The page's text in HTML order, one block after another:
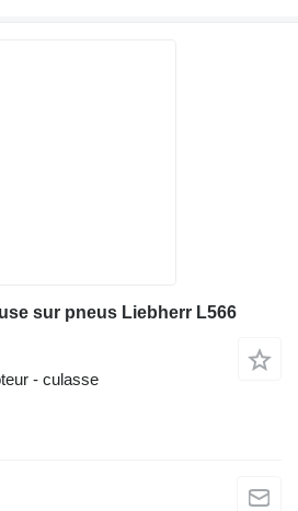
sur pneus Liebherr L566
- culasse